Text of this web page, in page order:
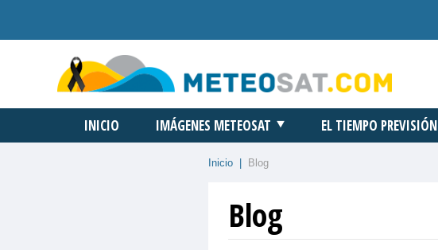
INICIO IMÁGENES METEOSAT EL TIEMPO PREVISIÓN
Inicio Blog
Blog